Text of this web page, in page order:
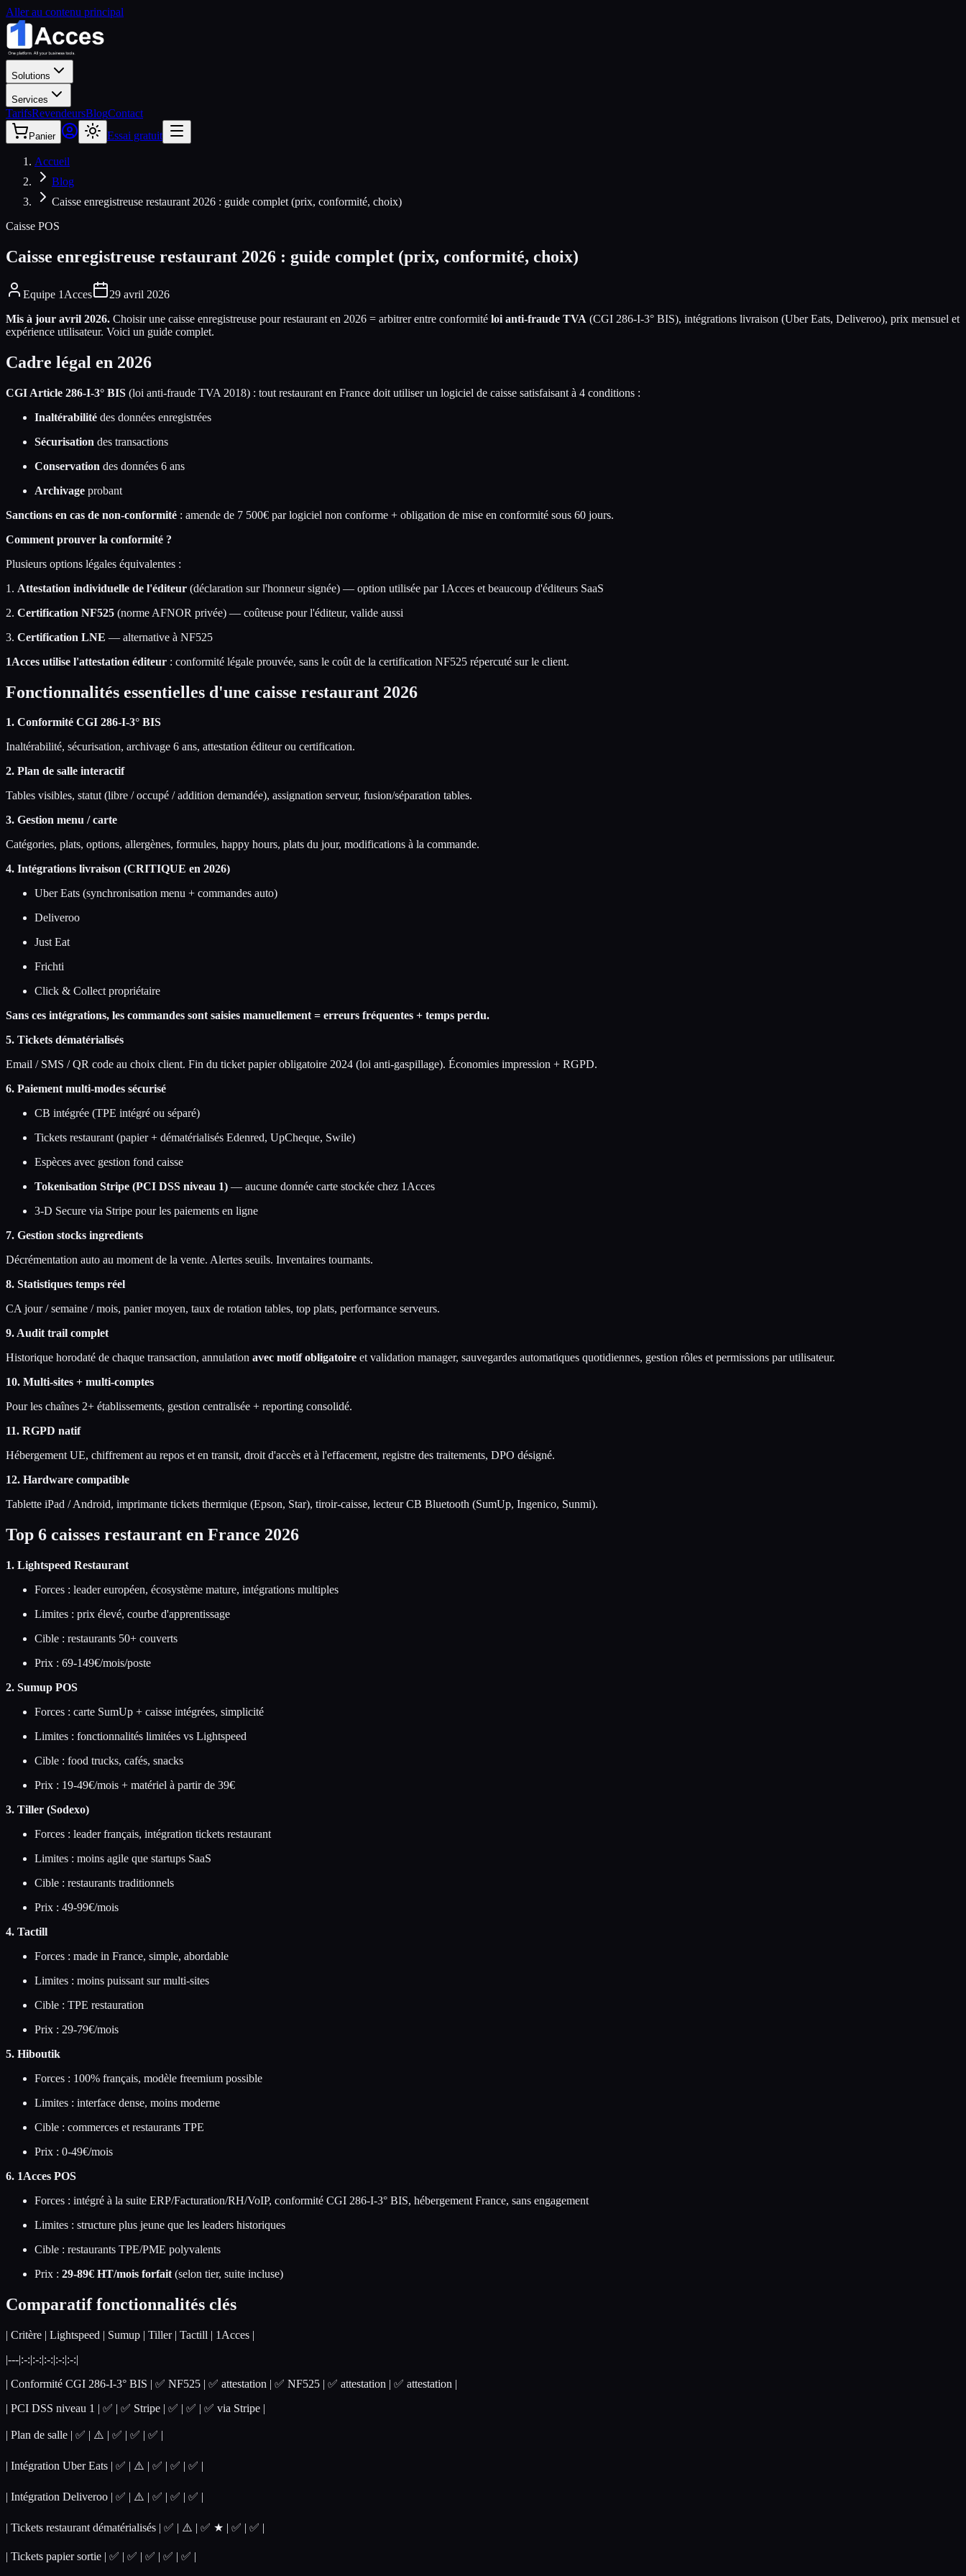
Aller au contenu principal
Solutions
Services
TarifsRevendeursBlogContact
Panier Essai gratuit
Accueil
Blog
Caisse enregistreuse restaurant 2026 : guide complet (prix, conformité, choix)
Caisse POS
Caisse enregistreuse restaurant 2026 : guide complet (prix, conformité, choix)
Equipe 1Acces
29 avril 2026
Mis à jour avril 2026. Choisir une caisse enregistreuse pour restaurant en 2026 = arbitrer entre conformité loi anti-fraude TVA (CGI 286-I-3° BIS), intégrations livraison (Uber Eats, Deliveroo), prix mensuel et
expérience utilisateur. Voici un guide complet.
Cadre légal en 2026
CGI Article 286-I-3° BIS (loi anti-fraude TVA 2018) : tout restaurant en France doit utiliser un logiciel de caisse satisfaisant à 4 conditions :
Inaltérabilité des données enregistrées
Sécurisation des transactions
Conservation des données 6 ans
Archivage probant
Sanctions en cas de non-conformité : amende de 7 500€ par logiciel non conforme + obligation de mise en conformité sous 60 jours.
Comment prouver la conformité ?
Plusieurs options légales équivalentes :
1. Attestation individuelle de l'éditeur (déclaration sur l'honneur signée) — option utilisée par 1Acces et beaucoup d'éditeurs SaaS
2. Certification NF525 (norme AFNOR privée) — coûteuse pour l'éditeur, valide aussi
3. Certification LNE — alternative à NF525
1Acces utilise l'attestation éditeur : conformité légale prouvée, sans le coût de la certification NF525 répercuté sur le client.
Fonctionnalités essentielles d'une caisse restaurant 2026
1. Conformité CGI 286-I-3° BIS
Inaltérabilité, sécurisation, archivage 6 ans, attestation éditeur ou certification.
2. Plan de salle interactif
Tables visibles, statut (libre / occupé / addition demandée), assignation serveur, fusion/séparation tables.
3. Gestion menu / carte
Catégories, plats, options, allergènes, formules, happy hours, plats du jour, modifications à la commande.
4. Intégrations livraison (CRITIQUE en 2026)
Uber Eats (synchronisation menu + commandes auto)
Deliveroo
Just Eat
Frichti
Click & Collect propriétaire
Sans ces intégrations, les commandes sont saisies manuellement = erreurs fréquentes + temps perdu.
5. Tickets dématérialisés
Email / SMS / QR code au choix client. Fin du ticket papier obligatoire 2024 (loi anti-gaspillage). Économies impression + RGPD.
6. Paiement multi-modes sécurisé
CB intégrée (TPE intégré ou séparé)
Tickets restaurant (papier + dématérialisés Edenred, UpCheque, Swile)
Espèces avec gestion fond caisse
Tokenisation Stripe (PCI DSS niveau 1) — aucune donnée carte stockée chez 1Acces
3-D Secure via Stripe pour les paiements en ligne
7. Gestion stocks ingredients
Décrémentation auto au moment de la vente. Alertes seuils. Inventaires tournants.
8. Statistiques temps réel
CA jour / semaine / mois, panier moyen, taux de rotation tables, top plats, performance serveurs.
9. Audit trail complet
Historique horodaté de chaque transaction, annulation avec motif obligatoire et validation manager, sauvegardes automatiques quotidiennes, gestion rôles et permissions par utilisateur.
10. Multi-sites + multi-comptes
Pour les chaînes 2+ établissements, gestion centralisée + reporting consolidé.
11. RGPD natif
Hébergement UE, chiffrement au repos et en transit, droit d'accès et à l'effacement, registre des traitements, DPO désigné.
12. Hardware compatible
Tablette iPad / Android, imprimante tickets thermique (Epson, Star), tiroir-caisse, lecteur CB Bluetooth (SumUp, Ingenico, Sunmi).
Top 6 caisses restaurant en France 2026
1. Lightspeed Restaurant
Forces : leader européen, écosystème mature, intégrations multiples
Limites : prix élevé, courbe d'apprentissage
Cible : restaurants 50+ couverts
Prix : 69-149€/mois/poste
2. Sumup POS
Forces : carte SumUp + caisse intégrées, simplicité
Limites : fonctionnalités limitées vs Lightspeed
Cible : food trucks, cafés, snacks
Prix : 19-49€/mois + matériel à partir de 39€
3. Tiller (Sodexo)
Forces : leader français, intégration tickets restaurant
Limites : moins agile que startups SaaS
Cible : restaurants traditionnels
Prix : 49-99€/mois
4. Tactill
Forces : made in France, simple, abordable
Limites : moins puissant sur multi-sites
Cible : TPE restauration
Prix : 29-79€/mois
5. Hiboutik
Forces : 100% français, modèle freemium possible
Limites : interface dense, moins moderne
Cible : commerces et restaurants TPE
Prix : 0-49€/mois
6. 1Acces POS
Forces : intégré à la suite ERP/Facturation/RH/VoIP, conformité CGI 286-I-3° BIS, hébergement France, sans engagement
Limites : structure plus jeune que les leaders historiques
Cible : restaurants TPE/PME polyvalents
Prix : 29-89€ HT/mois forfait (selon tier, suite incluse)
Comparatif fonctionnalités clés
| Critère | Lightspeed | Sumup | Tiller | Tactill | 1Acces |
|---|:-:|:-:|:-:|:-:|:-:|
| Conformité CGI 286-I-3° BIS | ✅ NF525 | ✅ attestation | ✅ NF525 | ✅ attestation | ✅ attestation |
| PCI DSS niveau 1 | ✅ | ✅ Stripe | ✅ | ✅ | ✅ via Stripe |
| Plan de salle | ✅ | ⚠️ | ✅ | ✅ | ✅ |
| Intégration Uber Eats | ✅ | ⚠️ | ✅ | ✅ | ✅ |
| Intégration Deliveroo | ✅ | ⚠️ | ✅ | ✅ | ✅ |
| Tickets restaurant dématérialisés | ✅ | ⚠️ | ✅ ★ | ✅ | ✅ |
| Tickets papier sortie | ✅ | ✅ | ✅ | ✅ | ✅ |